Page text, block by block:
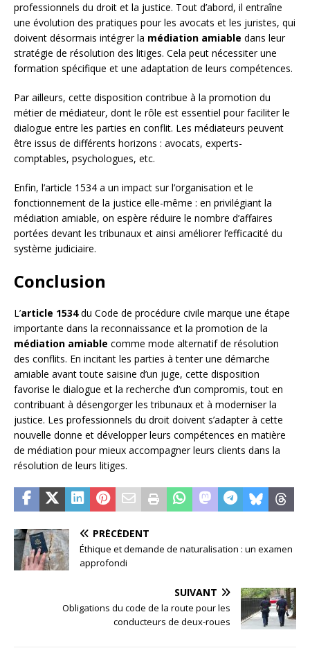
professionnels du droit et la justice. Tout d’abord, il entraîne
une évolution des pratiques pour les avocats et les juristes, qui
doivent désormais intégrer la médiation amiable dans leur
stratégie de résolution des litiges. Cela peut nécessiter une
formation spécifique et une adaptation de leurs compétences.
Par ailleurs, cette disposition contribue à la promotion du
métier de médiateur, dont le rôle est essentiel pour faciliter le
dialogue entre les parties en conflit. Les médiateurs peuvent
être issus de différents horizons : avocats, experts-
comptables, psychologues, etc.
Enfin, l’article 1534 a un impact sur l’organisation et le
fonctionnement de la justice elle-même : en privilégiant la
médiation amiable, on espère réduire le nombre d’affaires
portées devant les tribunaux et ainsi améliorer l’efficacité du
système judiciaire.
Conclusion
L’article 1534du Code de procédure civile marque une étape
importante dans la reconnaissance et la promotion de la
médiation amiable comme mode alternatif de résolution
des conflits. En incitant les parties à tenter une démarche
amiable avant toute saisine d’un juge, cette disposition
favorise le dialogue et la recherche d’un compromis, tout en
contribuant à désengorger les tribunaux et à moderniser la
justice. Les professionnels du droit doivent s’adapter à cette
nouvelle donne et développer leurs compétences en matière
de médiation pour mieux accompagner leurs clients dans la
résolution de leurs litiges.
PRÉCÉDENT
Éthique et demande de naturalisation : un examen
approfondi
SUIVANT
Obligations du code de la route pour les
conducteurs de deux-roues